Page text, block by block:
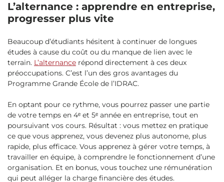
L’alternance : apprendre en entreprise,
progresser plus vite
Beaucoup d’étudiants hésitent à continuer de longues
études à cause du coût ou du manque de lien avec le
terrain. L’alternance répond directement à ces deux
préoccupations. C’est l’un des gros avantages du
Programme Grande École de l’IDRAC.
En optant pour ce rythme, vous pourrez passer une partie
de votre temps en 4ᵉ et 5ᵉ année en entreprise, tout en
poursuivant vos cours. Résultat : vous mettez en pratique
ce que vous apprenez, vous devenez plus autonome, plus
rapide, plus efficace. Vous apprenez à gérer votre temps, à
travailler en équipe, à comprendre le fonctionnement d’une
organisation. Et en bonus, vous touchez une rémunération
qui peut alléger la charge financière des études.